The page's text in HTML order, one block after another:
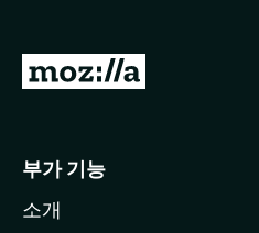
M
l
부가 기능
소개